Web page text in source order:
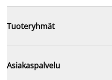
Tuoteryhmät
Asiakaspalvelu